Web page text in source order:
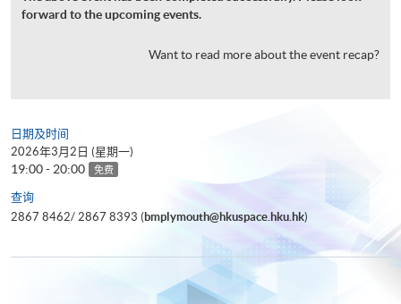
forward to the upcoming events.
Want to read more about the event recap?
日期及时间
2026年3月2日 (星期一)
19:00 - 20:00 免费
查询
2867 8462/ 2867 8393 (bmplymouth@hkuspace.hku.hk)